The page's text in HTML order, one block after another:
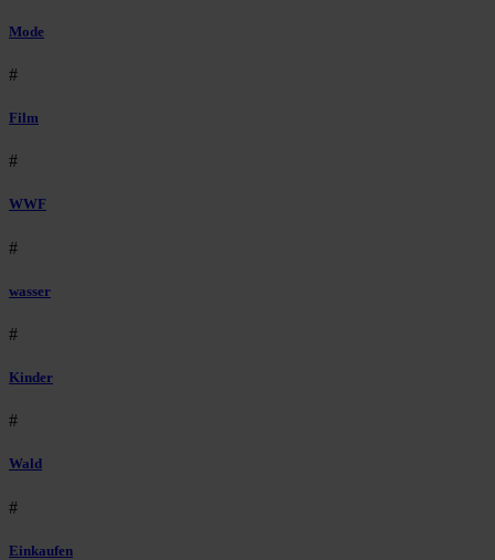
Mode
#
Film
#
WWF
#
wasser
#
Kinder
#
Wald
#
Einkaufen